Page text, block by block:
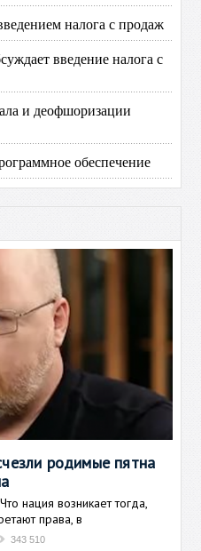
налога с продаж
введение налога с
и деофшоризации
обеспечение
родимые пятна
нация возникает тогда,
права, в
343 510